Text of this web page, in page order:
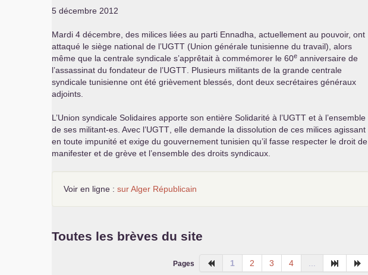
5 décembre 2012
Mardi 4 décembre, des milices liées au parti Ennadha, actuellement au pouvoir, ont
attaqué le siège national de l’UGTT (Union générale tunisienne du travail), alors
même que la centrale syndicale s’apprêtait à commémorer le 60e anniversaire de
l’assassinat du fondateur de l’UGTT . Plusieurs militants de la grande centrale
syndicale tunisienne ont été grièvement blessés, dont deux secrétaires généraux
adjoints.
L’Union syndicale Solidaires apporte son entière Solidarité à l’UGTT et à l’ensemble
de ses militant-es. Avec l’UGTT , elle demande la dissolution de ces milices agissant
en toute impunité et exige du gouvernement tunisien qu’il fasse respecter le droit de
manifester et de grève et l’ensemble des droits syndicaux.
Voir en ligne : sur Alger Républicain
Toutes les brèves du site
Pages 1 2 3 4